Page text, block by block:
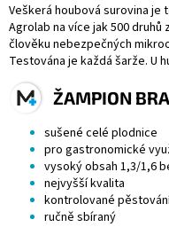
Veškerá houbová surovina
Agrolab na více jak 500
člověku nebezpečných
Testována je každá šarže. U
ŽAMPION
sušené celé plodnice
pro gastronomické
vysoký obsah 1,3/1,6
nejvyšší kvalita
kontrolované
ručně sbíraný